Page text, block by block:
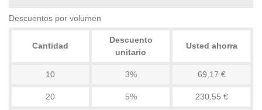
Descuentos por volumen
Cantidad
Descuento
unitario
Usted ahorra
10 3% 69,17 €
20 5% 230,55 €